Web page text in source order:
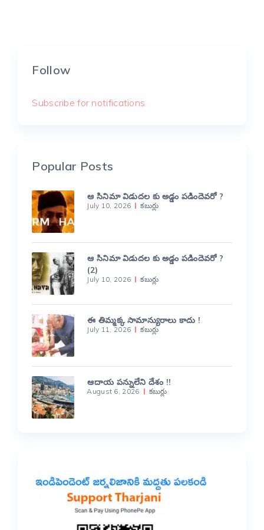
Follow
Subscribe for notifications
Popular Posts
ఆ సినిమా విడుదల కు అడ్డం పడిందెవరో ?
July 10, 2026 కబుర్లు
ఆ సినిమా విడుదల కు అడ్డం పడిందెవరో ?
(2)
July 10, 2026 కబుర్లు
ఈ తిమ్మక్క సామాన్యురాలు కాదు !
July 11, 2026 కబుర్లు
ఆదాయ పన్నులేని దేశం !!
August 6, 2026 కబుర్లు